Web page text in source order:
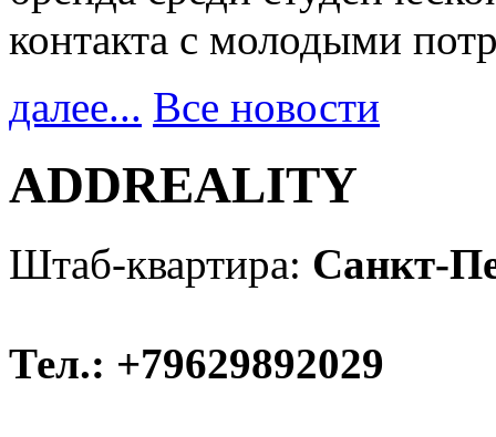
контакта с молодыми
далее... Все новости
ADDREALITY
Штаб-квартира: Санкт-
Тел.: +79629892029